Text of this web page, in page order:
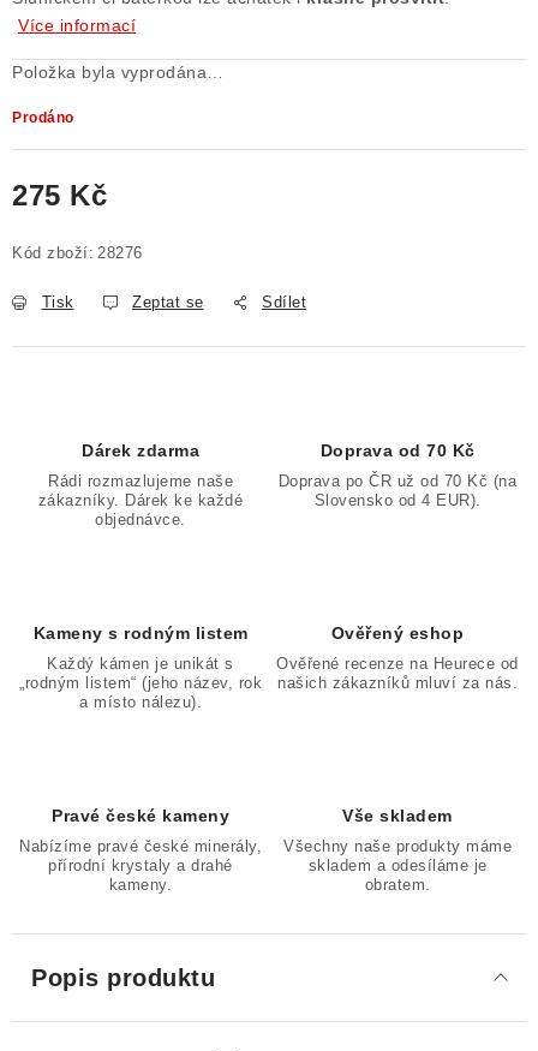
Poučení o právu na odstoupení od smlouvy
Více informací
Položka byla vyprodána…
Prodáno
275 Kč
Kód zboží: 28276
Tisk Zeptat se Sdílet
Dárek zdarma
Rádi rozmazlujeme naše
zákazníky. Dárek ke každé
objednávce.
Doprava od 70 Kč
Doprava po ČR už od 70 Kč (na
Slovensko od 4 EUR).
Kameny s rodným listem
Každý kámen je unikát s
„rodným listem“ (jeho název, rok
a místo nálezu).
Ověřený eshop
Ověřené recenze na Heurece od
našich zákazníků mluví za nás.
Pravé české kameny
Nabízíme pravé české minerály,
přírodní krystaly a drahé
kameny.
Vše skladem
Všechny naše produkty máme
skladem a odesíláme je
obratem.
Popis produktu